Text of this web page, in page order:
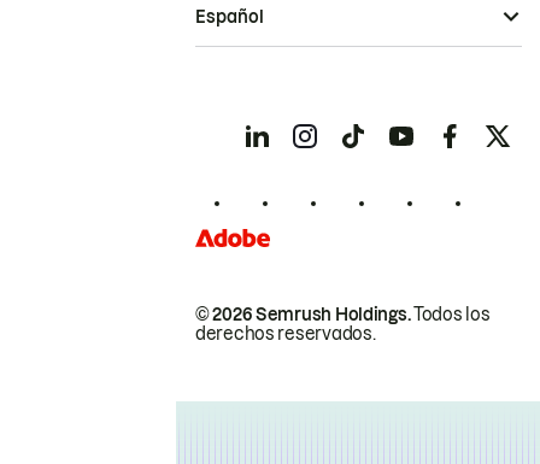
© 2026 Semrush Holdings.Todos los
derechos reservados.
Español